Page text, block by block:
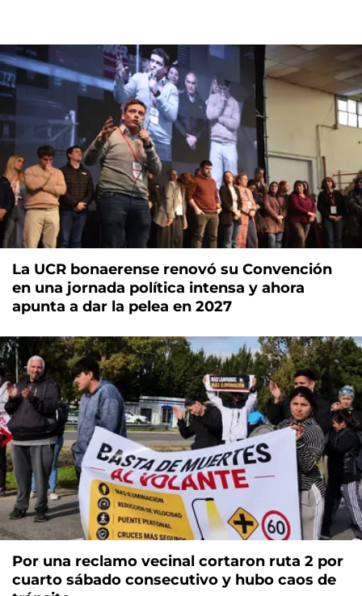
La UCR bonaerense renovó su Convención
en una jornada política intensa y ahora
apunta a dar la pelea en 2027
Por una reclamo vecinal cortaron ruta 2 por
cuarto sábado consecutivo y hubo caos de